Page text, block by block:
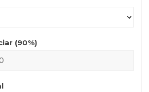
(90%)